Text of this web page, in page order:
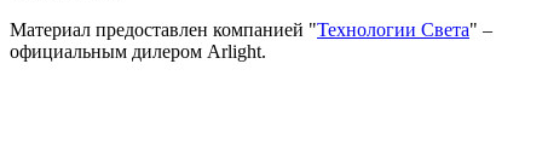
Материал предоставлен компанией "Технологии Света" –
официальным дилером Arlight.